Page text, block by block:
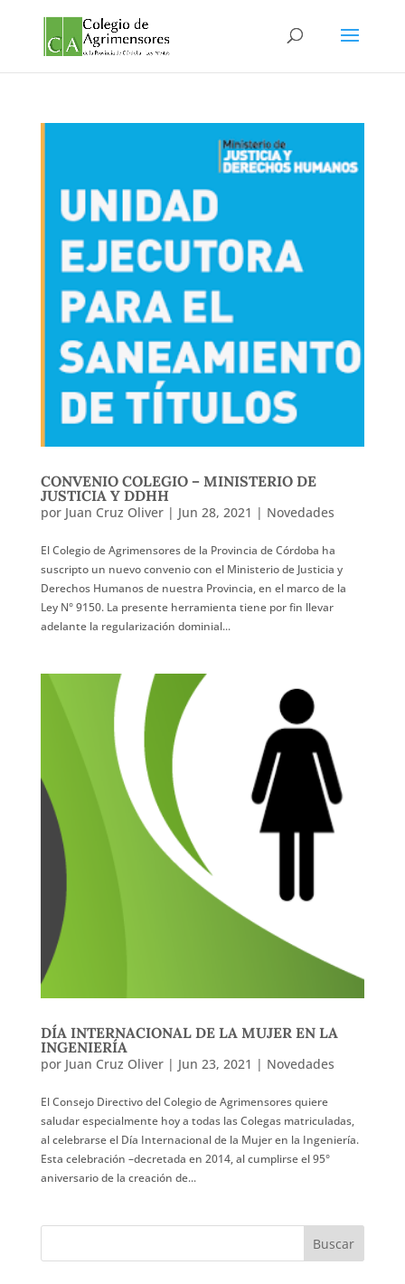
CONVENIO COLEGIO – MINISTERIO DE
JUSTICIA Y DDHH
por Juan Cruz Oliver| Jun 28, 2021 | Novedades
El Colegio de Agrimensores de la Provincia de Córdoba ha
suscripto un nuevo convenio con el Ministerio de Justicia y
Derechos Humanos de nuestra Provincia, en el marco de la
Ley N° 9150. La presente herramienta tiene por fin llevar
adelante la regularización dominial...
DÍA INTERNACIONAL DE LA MUJER EN LA
INGENIERÍA
por Juan Cruz Oliver| Jun 23, 2021 | Novedades
El Consejo Directivo del Colegio de Agrimensores quiere
saludar especialmente hoy a todas las Colegas matriculadas,
al celebrarse el Día Internacional de la Mujer en la Ingeniería.
Esta celebración –decretada en 2014, al cumplirse el 95°
aniversario de la creación de...